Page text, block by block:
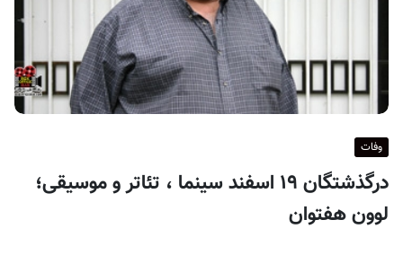
وفات
درگذشتگان ۱۹ اسفند سینما ، تئاتر و موسیقی؛
لوون هفتوان